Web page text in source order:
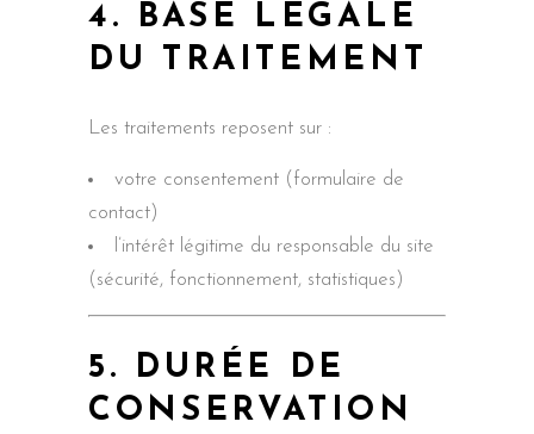
4. BASE LÉGALE
DU TRAITEMENT
Les traitements reposent sur :
votre consentement (formulaire de
contact)
l’intérêt légitime du responsable du site
(sécurité, fonctionnement, statistiques)
5. DURÉE DE
CONSERVATION